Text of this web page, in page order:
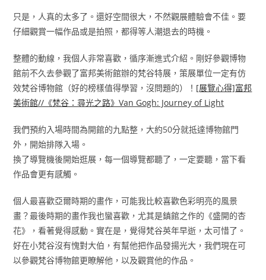
只是，人真的太多了。還好空間很大，不然觀展體驗會不佳。要
仔細觀賞一幅作品或是拍照，都得等人潮退去的時機。
整體的動線，我個人非常喜歡，循序漸進式介紹。剛好參觀博物
館前不久去參觀了富邦美術館辦的梵谷特展，策展單位一定有仿
效梵谷博物館（好的榜樣值得學習，沒問題的）！ [展覽心得]富邦
美術館//《梵谷：尋光之路》Van Gogh: Journey of Light
我們預約入場時間為開館的九點整，大約50分就抵達博物館門
外，開始排隊入場。
換了導覽機後開始逛展，每一個導覽都聽了，一定要聽，當下看
作品會更有感觸。
個人最喜歡亞爾時期的畫作，可能我比較喜歡色彩明亮的風景
畫？最後時期的畫作我也蠻喜歡，尤其是鎮館之作的《盛開的杏
花》，看著覺得感動。實在是，覺得梵谷英年早逝，太可惜了。
好在小梵谷沒有愧對大伯，有幫他把作品發揚光大，我們現在可
以參觀梵谷博物館更瞭解他，以及觀賞他的作品。